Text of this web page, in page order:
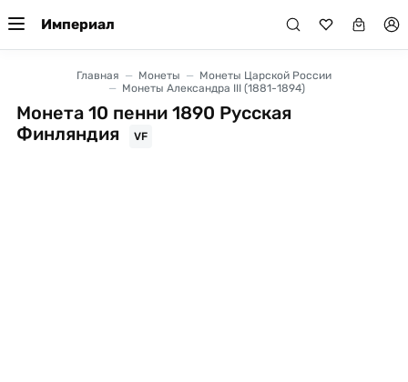
Империал
Главная Монеты
Монеты Царской России
Монеты Александра III (1881-1894)
Монета 10 пенни 1890 Русская
Финляндия
VF